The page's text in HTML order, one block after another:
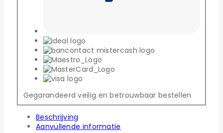
Gegarandeerd veilig en betrouwbaar bestellen
Beschrijving
Aanvullende informatie